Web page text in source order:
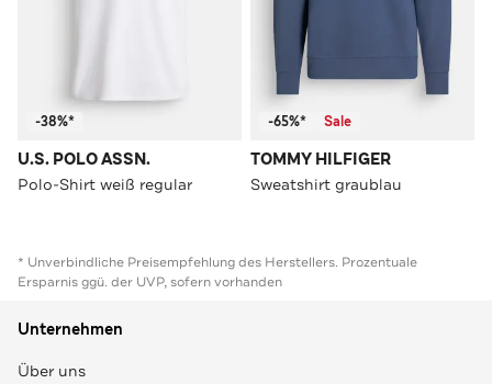
-38%*
U.S. POLO ASSN.
Polo-Shirt weiß regular
-65%* Sale
TOMMY HILFIGER
Sweatshirt graublau
* Unverbindliche Preisempfehlung des Herstellers. Prozentuale
Ersparnis ggü. der UVP, sofern vorhanden
Unternehmen
Über uns